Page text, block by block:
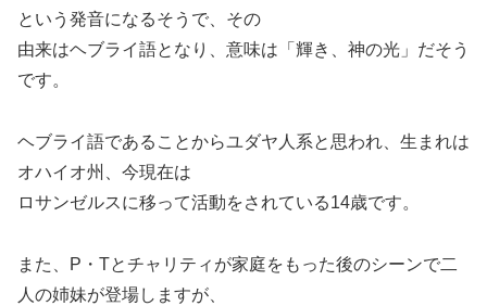
という発音になるそうで、その
由来はヘブライ語となり、意味は「輝き、神の光」だそう
です。
ヘブライ語であることからユダヤ人系と思われ、生まれは
オハイオ州、今現在は
ロサンゼルスに移って活動をされている14歳です。
また、P・Tとチャリティが家庭をもった後のシーンで二
人の姉妹が登場しますが、